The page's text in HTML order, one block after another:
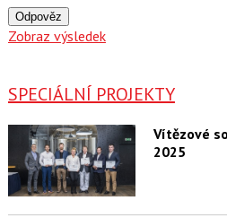
Odpověz
Zobraz výsledek
SPECIÁLNÍ PROJEKTY
Vítězové
2025